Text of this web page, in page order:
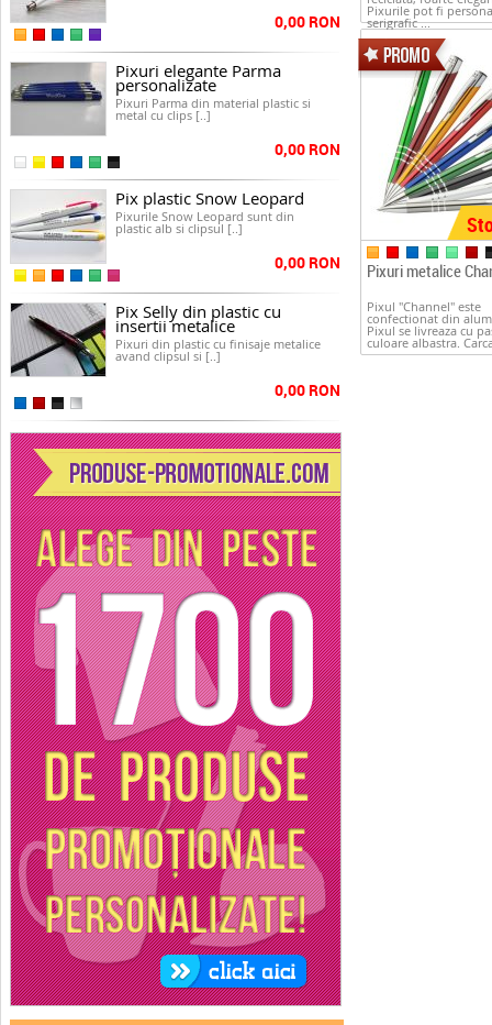
0,00 RON
Pixuri elegante Parma
personalizate
Pixuri Parma din material plastic si
metal cu clips [..]
0,00 RON
Pix plastic Snow Leopard
Pixurile Snow Leopard sunt din
plastic alb si clipsul [..]
0,00 RON
Pix Selly din plastic cu
insertii metalice
Pixuri din plastic cu finisaje metalice
avand clipsul si [..]
0,00 RON
Pixurile pot fi
serigrafic ...
Pixuri metalice
Pixul "Channel" este
confectionat din
Pixul se livreaza cu
culoare albastra.